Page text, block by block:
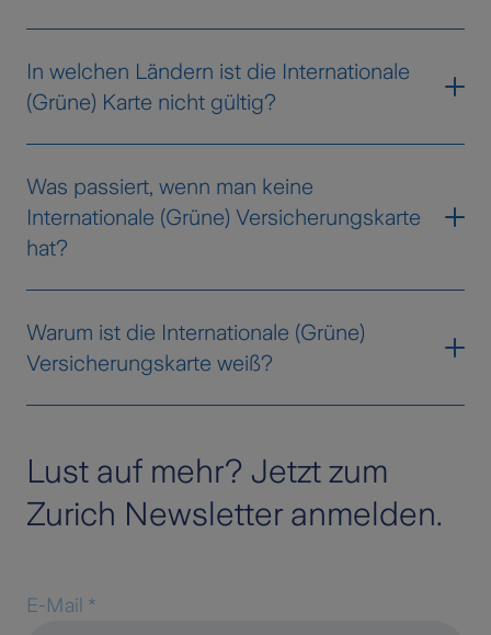
Laufzeit von zwei Jahren. Nach Ablauf
können Sie kostenfrei eine neue
In welchen Ländern ist die Internationale
(Grüne) Karte nicht gültig?
Sonderfall: Hier ist keine Grüne
Versicherungskarte gültig, stattdessen muss
bei der Einreise eine Grenzversicherung
In einigen Ländern wie Russland, Tunesien
oder die Türkei braucht es eine spezielle,
Große Grüne Versicherungskarte. Hier sind
umfassendere Informationen enthalten.
Was passiert, wenn man keine
Internationale (Grüne) Versicherungskarte
hat?
Versicherungskarte, obwohl die Karte dort
Pflicht ist, müssen Sie bei der Einreise eine
Warum ist die Internationale (Grüne)
Versicherungskarte weiß?
damit Autofahrerinnen und Autofahrer die
Karte unkompliziert selbst ausdrucken und
Lust auf mehr? Jetzt zum
Zurich Newsletter anmelden.
E-Mail *